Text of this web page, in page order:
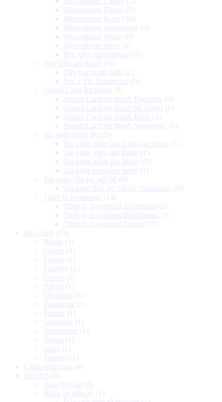
Microphone Elgato (0)
Microphone Rode (30)
Microphone Sennheiser
(0)
Microphone Shure (0)
Microphone Sony (6)
Phụ kiện microphone (3)
Phụ kiện âm thanh
(3)
Dây loa và tín hiệu
(2)
Sạc + Pin Saramonic (0)
Sound Card âm thanh
(8)
Sound Card âm thanh Focusrite (6)
Sound Card âm thanh M-Audio (1)
Sound Card âm thanh Rode (1)
Sound Card âm thanh Saramonic (0)
Tai nghe kiểm âm (5)
Tai nghe kiểm âm Audio-technica (1)
Tai nghe kiểm âm Rode (1)
Tai nghe kiểm âm Shure (2)
Tai nghe kiểm âm Sony (1)
Tai nghe liên lạc nội bộ (0)
Tai nghe liên lạc nội bộ Saramonic (0)
Thiết bị livestream (14)
Thiết bị livestream Avermedia (2)
Thiết bị livestream Blackmagic (1)
Thiết bị livestream Elgato (11)
Bảo hành
(15)
Benro (1)
Canon
(1)
Elgato (1)
Fujifilm (1)
Gopro (1)
Nikon
(1)
Olympus (1)
Panasonic (1)
Pentax (1)
Samyang (1)
Sennhieser
(1)
Sigma (1)
Sony (1)
Tamron
(1)
Chưa phân loại (4)
Đồ chơi (6)
Asus ProArt (0)
Bảng vẽ điện tử (1)